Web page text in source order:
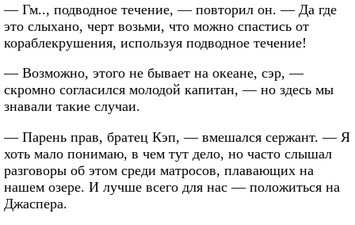
— Гм.., подводное течение, — повторил он. — Да где
это слыхано, черт возьми, что можно спастись от
кораблекрушения, используя подводное течение!
— Возможно, этого не бывает на океане, сэр, —
скромно согласился молодой капитан, — но здесь мы
знавали такие случаи.
— Парень прав, братец Кэп, — вмешался сержант. — Я
хоть мало понимаю, в чем тут дело, но часто слышал
разговоры об этом среди матросов, плавающих на
нашем озере. И лучше всего для нас — положиться на
Джаспера.